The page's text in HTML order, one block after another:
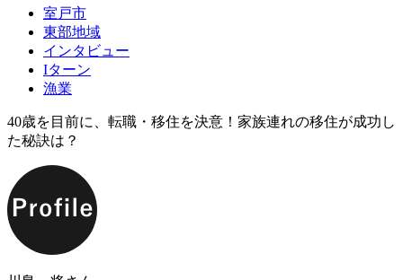
室戸市
東部地域
インタビュー
Iターン
漁業
40歳を目前に、転職・移住を決意！家族連れの移住が成功し
た秘訣は？